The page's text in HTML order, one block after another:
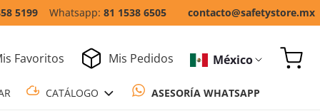
5199 81 1538 6505 contacto@safetystore.mx
Favoritos Mis Pedidos México